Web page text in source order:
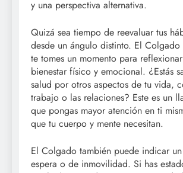
y una perspectiva alternativa.
Quizá sea tiempo de reevaluar tus
desde un ángulo distinto. El
te tomes un momento para
bienestar físico y emocional. ¿Estás
salud por otros aspectos de tu vida,
trabajo o las relaciones? Este es un
que pongas mayor atención en ti
que tu cuerpo y mente necesitan.
El Colgado también puede indicar
espera o de inmovilidad. Si has